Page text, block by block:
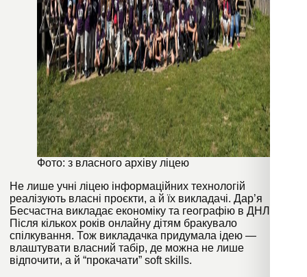
Фото: з власного архіву ліцею
Не лише учні ліцею інформаційних технологій
реалізують власні проєкти, а й їх викладачі. Дар’я
Бесчастна викладає економіку та географію в ДНЛІТ.
Після кількох років онлайну дітям бракувало
спілкування. Тож викладачка придумала ідею —
влаштувати власний табір, де можна не лише
відпочити, а й “прокачати” soft skills.